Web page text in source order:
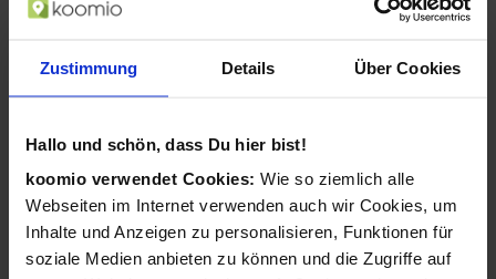
Zustimmung Details Über Cookies
Hallo und schön, dass Du hier bist!
koomio verwendet Cookies: Wie so ziemlich alle
Webseiten im Internet verwenden auch wir Cookies, um
Inhalte und Anzeigen zu personalisieren, Funktionen für
soziale Medien anbieten zu können und die Zugriffe auf
mehr."
Christian, koomio-Nutzer
sehen stets Ihre neuesten Aktivitäten.
Kunden folgen Artikeln mit einem
Wunschpreis und Sie können darauf
reagieren.